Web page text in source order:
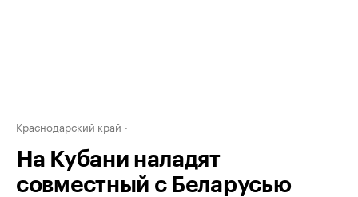
Краснодарский край
На Кубани наладят
совместный с Беларусью